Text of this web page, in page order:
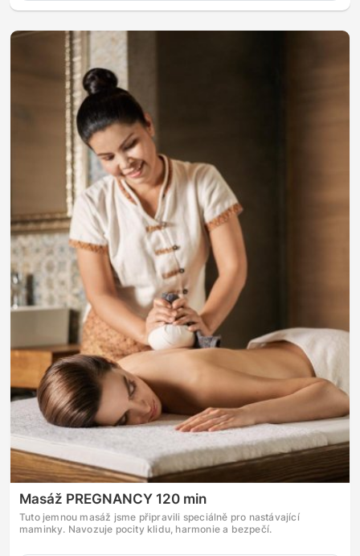
Masáž PREGNANCY 120 min
Tuto jemnou masáž jsme připravili speciálně pro nastávající
maminky. Navozuje pocity klidu, harmonie a bezpečí.